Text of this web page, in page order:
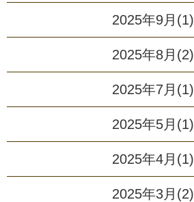
2025年9月(1)
2025年8月(2)
2025年7月(1)
2025年5月(1)
2025年4月(1)
2025年3月(2)